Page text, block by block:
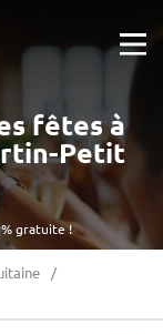
gratuite !
fêtes à
Petit